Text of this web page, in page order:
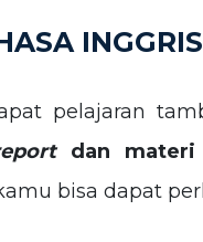
pelajaran
dan materi
bisa dapat